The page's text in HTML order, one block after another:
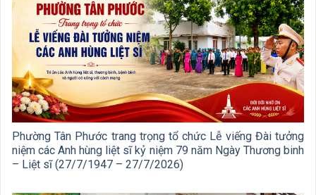
Phường Tân Phước trang trọng tổ chức Lễ viếng Đài tưởng
niệm các Anh hùng liệt sĩ kỷ niệm 79 năm Ngày Thương binh
– Liệt sĩ (27/7/1947 – 27/7/2026)